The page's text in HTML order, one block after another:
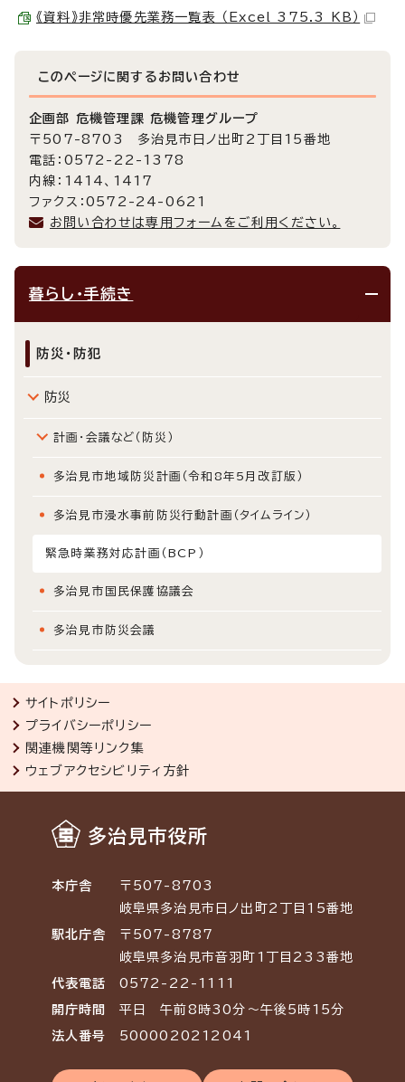
《資料》非常時優先業務一覧表 （Excel 375.3 KB）
このページに関する お問い合わせ
企画部 危機管理課 危機管理グループ
〒507-8703 多治見市日ノ出町2丁目15番地
電話：0572-22-1378
内線：1414、1417
ファクス：0572-24-0621
お問い合わせは専用フォームをご利用ください。
暮らし・手続き
防災・防犯
防災
計画・会議など（防災）
多治見市地域防災計画（令和8年5月改訂版）
多治見市浸水事前防災行動計画（タイムライン）
緊急時業務対応計画（BCP）
多治見市国民保護協議会
多治見市防災会議
サイトポリシー
プライバシーポリシー
関連機関等リンク集
ウェブアクセシビリティ方針
多治見市役所
本庁舎
〒507-8703
岐阜県多治見市日ノ出町2丁目15番地
駅北庁舎
〒507-8787
岐阜県多治見市音羽町1丁目233番地
代表電話 0572-22-1111
開庁時間 平日 午前8時30分～午後5時15分
法人番号 5000020212041